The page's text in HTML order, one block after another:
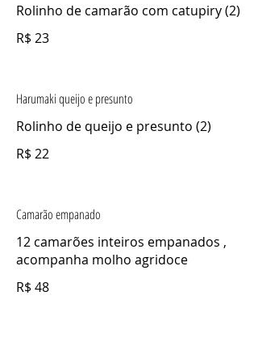
Rolinho de camarão com catupiry (2)
R$ 23
Harumaki queijo e presunto
Rolinho de queijo e presunto (2)
R$ 22
Camarão empanado
12 camarões inteiros empanados ,
acompanha molho agridoce
R$ 48